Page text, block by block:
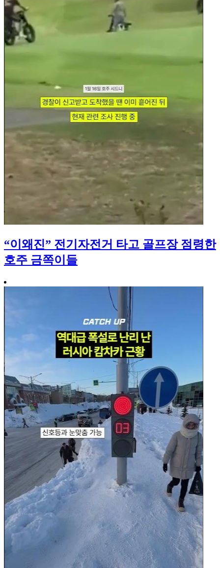
“이왜진” 전기자전거 타고 골프장 점령한
호주 금쪽이들